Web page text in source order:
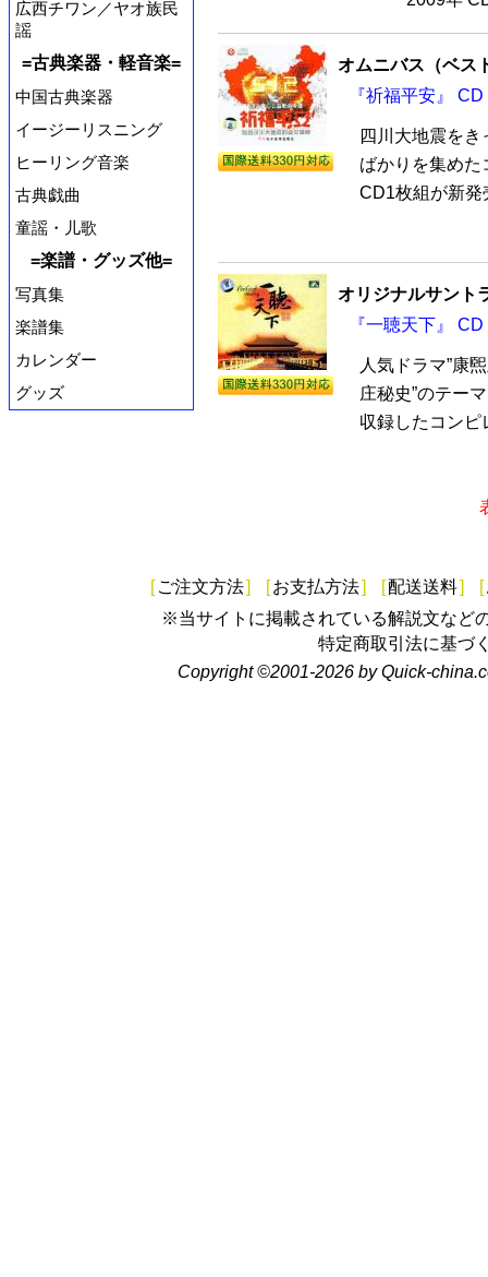
広西チワン／ヤオ族民
謡
=古典楽器・軽音楽=
中国古典楽器
イージーリスニング
ヒーリング音楽
古典戯曲
童謡・儿歌
=楽譜・グッズ他=
写真集
楽譜集
カレンダー
グッズ
オムニバス（ベス
『祈福平安』
四川大地震を
ばかりを集めた
CD1枚組が新発
オリジナルサント
『一聴天下』
人気ドラマ”康
庄秘史”のテー
収録したコンピ
[ ご注文方法] [お支払方法] [配送送料] [
※当サイトに掲載されている解説文など
特定商取引法に基づ
Copyright ©2001-2026 by Quick-